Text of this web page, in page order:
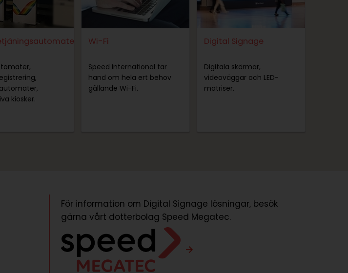
kiosker.
Wi-Fi
Speed International tar
hand om hela ert behov
gällande Wi-Fi.
Digital Signage
Digitala skärmar,
videoväggar och LED-
matriser.
För information om Digital Signage lösningar, besök
gärna vårt dotterbolag Speed Megatec.